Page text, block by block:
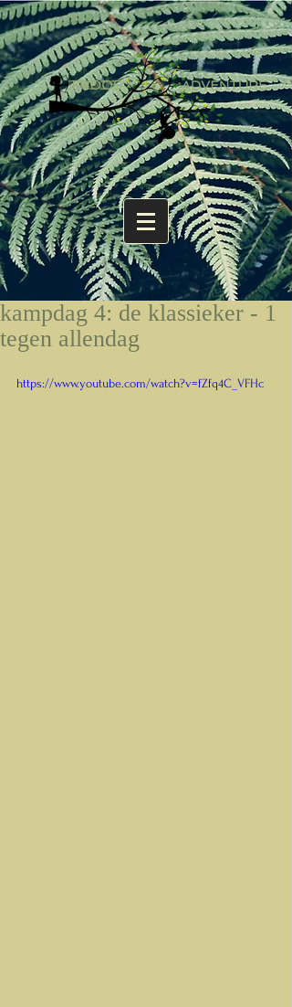
kampdag 4: de klassieker - 1
tegen allendag
https://www.youtube.com/watch?v=fZfq4C_VFHc